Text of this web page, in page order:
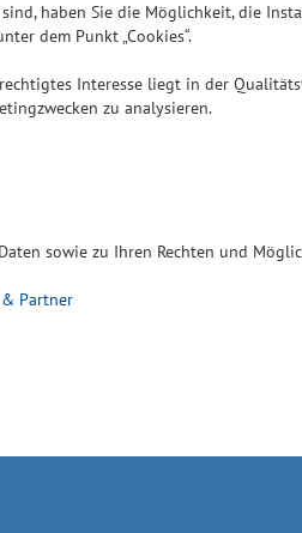
haben Sie die Möglichkeit, die
dem Punkt „Cookies“.
Interesse liegt in der
zu analysieren.
sowie zu Ihren Rechten und
Partner